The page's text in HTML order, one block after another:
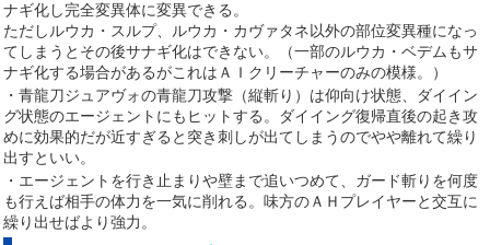
ナギ化し完全変異体に変異できる。
ただしルウカ・スルプ、ルウカ・カヴァタネ以外の部位変異種になっ
てしまうとその後サナギ化はできない。（一部のルウカ・ベデムもサ
ナギ化する場合があるがこれはＡＩクリーチャーのみの模様。）
・青龍刀ジュアヴォの青龍刀攻撃（縦斬り）は仰向け状態、ダイイン
グ状態のエージェントにもヒットする。ダイイング復帰直後の起き攻
めに効果的だが近すぎると突き刺しが出てしまうのでやや離れて繰り
出すといい。
・エージェントを行き止まりや壁まで追いつめて、ガード斬りを何度
も行えば相手の体力を一気に削れる。味方のＡＨプレイヤーと交互に
繰り出せばより強力。